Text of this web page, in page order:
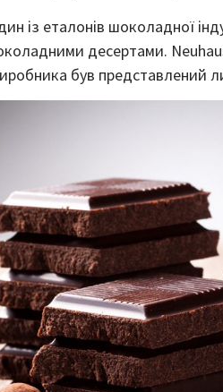
із еталонів шоколадної
десертами.
був представлений